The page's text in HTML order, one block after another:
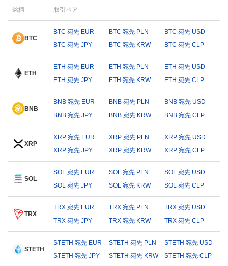
銘柄 取引ペア
BTC
BTC 宛先 EUR BTC 宛先 PLN
BTC 宛先 USD
BTC 宛先 JPY
BTC 宛先 KRW BTC 宛先 CLP
ETH
ETH 宛先 EUR ETH 宛先 PLN
ETH 宛先 USD
ETH 宛先 JPY
ETH 宛先 KRW ETH 宛先 CLP
BNB
BNB 宛先 EUR BNB 宛先 PLN
BNB 宛先 USD
BNB 宛先 JPY
BNB 宛先 KRW BNB 宛先 CLP
XRP
XRP 宛先 EUR XRP 宛先 PLN
XRP 宛先 USD
XRP 宛先 JPY
XRP 宛先 KRW XRP 宛先 CLP
SOL
SOL 宛先 EUR SOL 宛先 PLN
SOL 宛先 USD
SOL 宛先 JPY
SOL 宛先 KRW SOL 宛先 CLP
TRX
TRX 宛先 EUR TRX 宛先 PLN
TRX 宛先 USD
TRX 宛先 JPY
TRX 宛先 KRW TRX 宛先 CLP
STETH
STETH 宛先 EUR STETH 宛先 PLN
STETH 宛先 USD
STETH 宛先 JPY
STETH 宛先 KRW STETH 宛先 CLP